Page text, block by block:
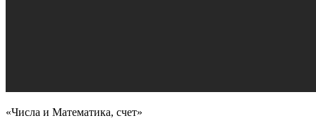
«Числа и Математика, счет»